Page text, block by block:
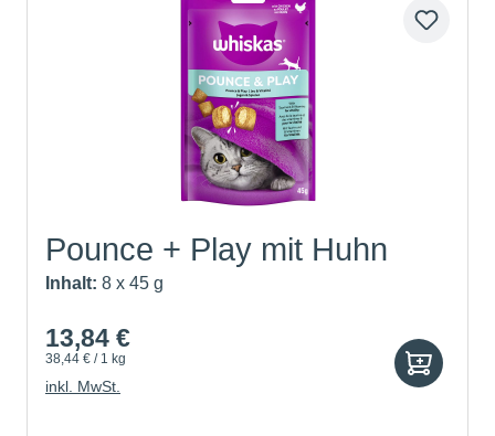
Pounce + Play mit Huhn
Inhalt: 8 x 45 g
13,84 €
38,44 € / 1 kg
inkl. MwSt.